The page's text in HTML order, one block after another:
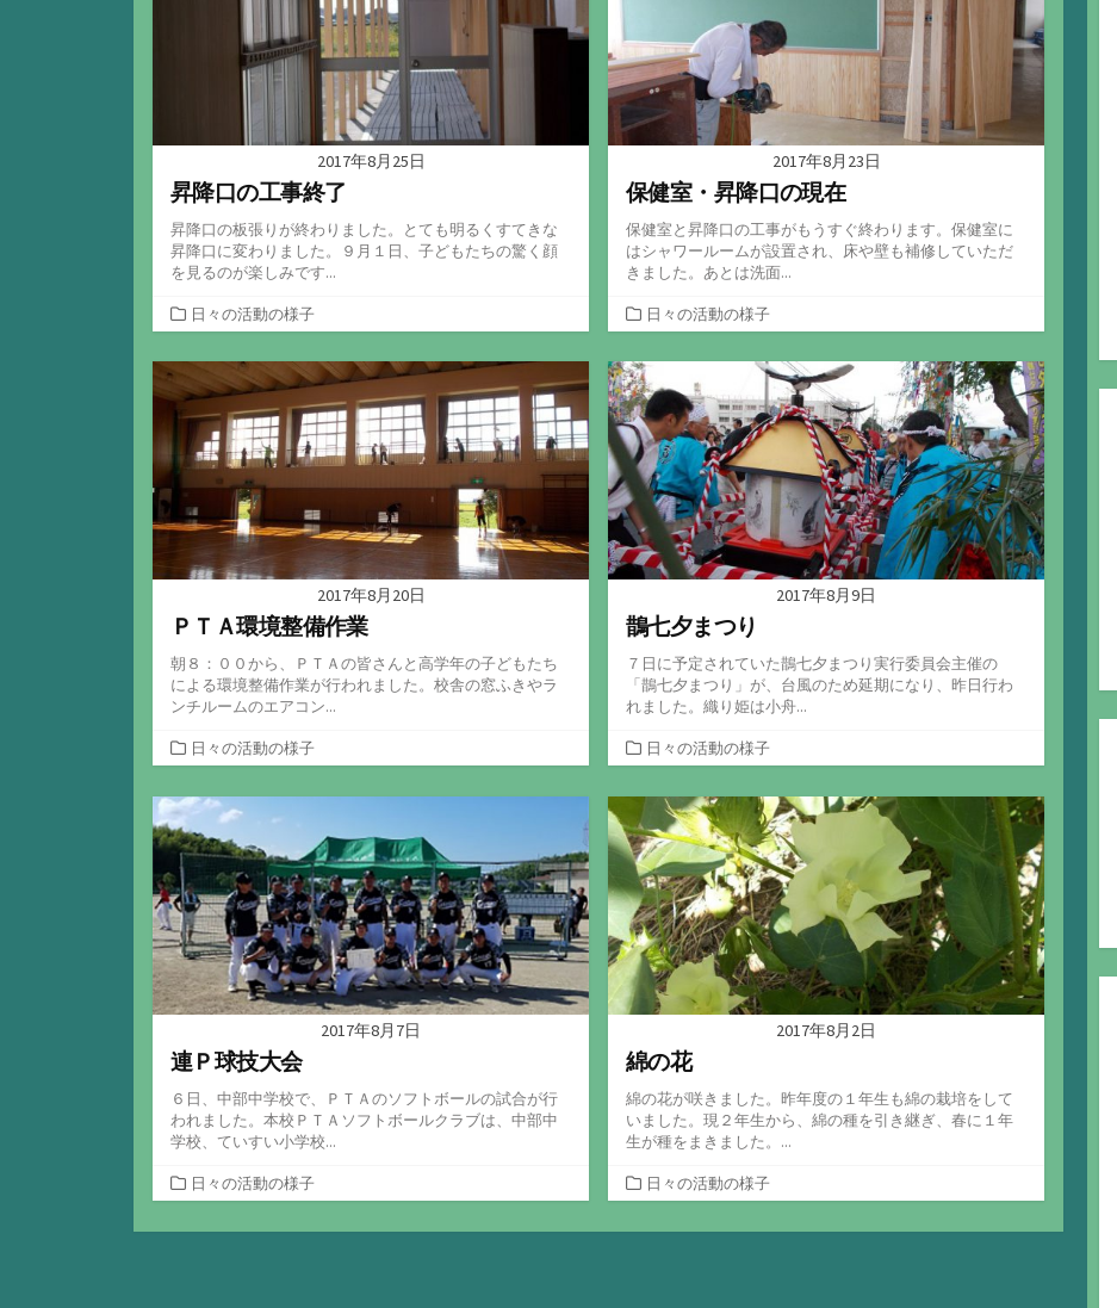
2017年8月25日
昇降口の工事終了
昇降口の板張りが終わりました。とても明るくすてきな
昇降口に変わりました。９月１日、子どもたちの驚く顔
を見るのが楽しみです...
カ
テ
ゴ
日々の活動の様子
2017年8月23日
保健室・昇降口の現在
保健室と昇降口の工事がもうすぐ終わります。保健室に
はシャワールームが設置され、床や壁も補修していただ
きました。あとは洗面...
カ
テ
ゴ
リ
ー
日々の活動の様子
2017年8月20日
ＰＴＡ環境整備作業
朝８：００から、ＰＴＡの皆さんと高学年の子どもたち
による環境整備作業が行われました。校舎の窓ふきやラ
ンチルームのエアコン...
カ
テ
ゴ
ー
日々の活動の様子
2017年8月9日
鵲七夕まつり
７日に予定されていた鵲七夕まつり実行委員会主催の
「鵲七夕まつり」が、台風のため延期になり、昨日行わ
れました。織り姫は小舟...
カ
テ
ゴ
リ
ー
日々の活動の様子
2017年8月7日
連Ｐ球技大会
６日、中部中学校で、ＰＴＡのソフトボールの試合が行
われました。本校ＰＴＡソフトボールクラブは、中部中
学校、ていすい小学校...
カ
テ
ゴ
日々の活動の様子
2017年8月2日
綿の花
綿の花が咲きました。昨年度の１年生も綿の栽培をして
いました。現２年生から、綿の種を引き継ぎ、春に１年
生が種をまきました。...
カ
テ
ゴ
日々の活動の様子